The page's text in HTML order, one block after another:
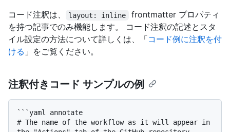
コード注釈は、
layout: inline
frontmatter プロパティ
を持つ記事でのみ機能します。 コード注釈の記述とスタ
イル設定の方法について詳しくは、「コード例に注釈を付
ける 」をご覧ください。
注釈付きコード サンプルの例
```yaml annotate
# The name of the workflow as it will appear in